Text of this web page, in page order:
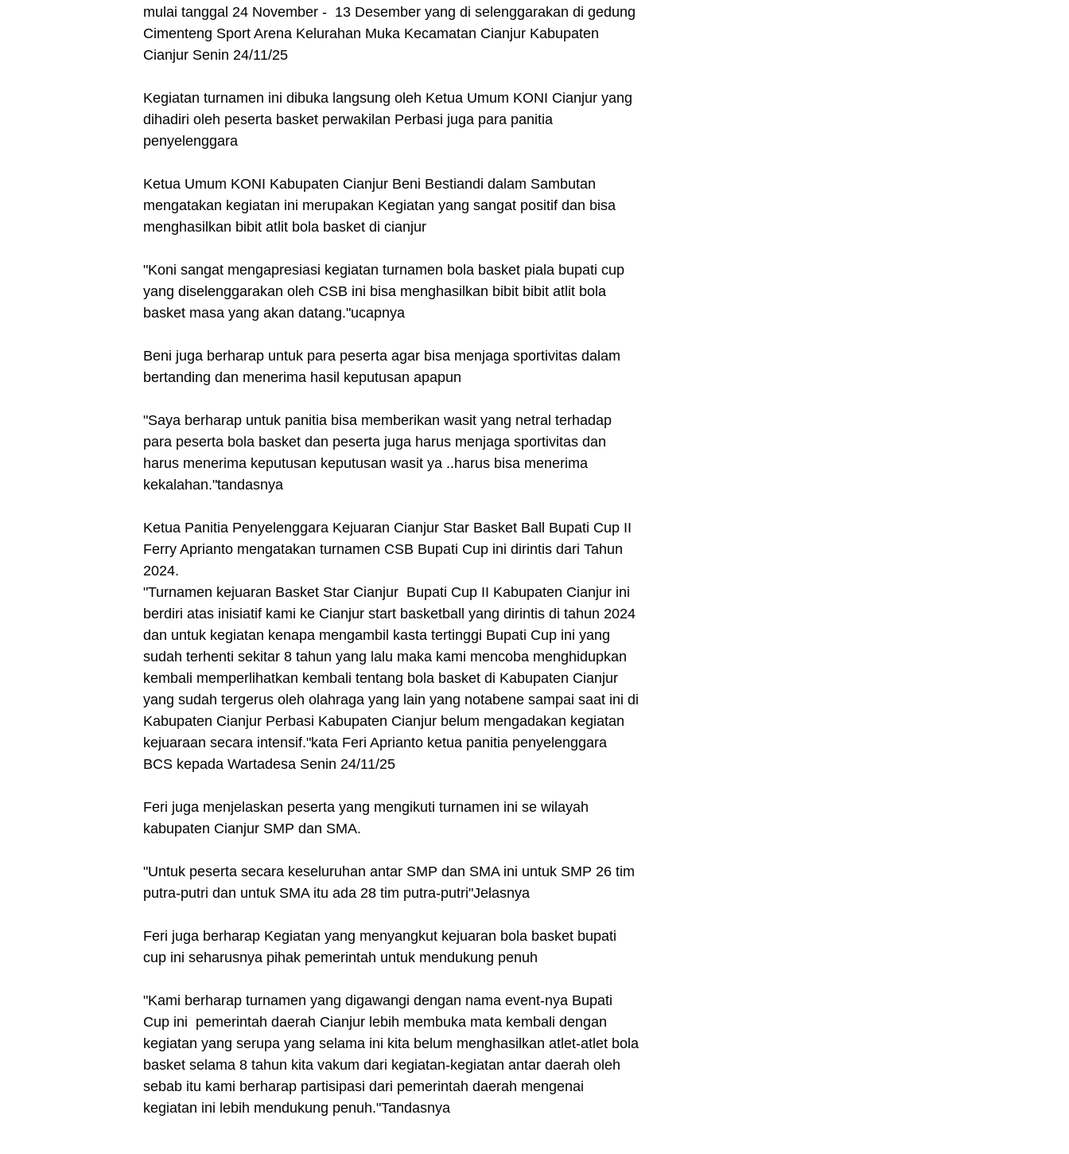
mulai tanggal 24 November - 13 Desember yang di selenggarakan di gedung
Cimenteng Sport Arena Kelurahan Muka Kecamatan Cianjur Kabupaten
Cianjur Senin 24/11/25
Kegiatan turnamen ini dibuka langsung oleh Ketua Umum KONI Cianjur yang
dihadiri oleh peserta basket perwakilan Perbasi juga para panitia
penyelenggara
Ketua Umum KONI Kabupaten Cianjur Beni Bestiandi dalam Sambutan
mengatakan kegiatan ini merupakan Kegiatan yang sangat positif dan bisa
menghasilkan bibit atlit bola basket di cianjur
"Koni sangat mengapresiasi kegiatan turnamen bola basket piala bupati cup
yang diselenggarakan oleh CSB ini bisa menghasilkan bibit bibit atlit bola
basket masa yang akan datang."ucapnya
Beni juga berharap untuk para peserta agar bisa menjaga sportivitas dalam
bertanding dan menerima hasil keputusan apapun
"Saya berharap untuk panitia bisa memberikan wasit yang netral terhadap
para peserta bola basket dan peserta juga harus menjaga sportivitas dan
harus menerima keputusan keputusan wasit ya ..harus bisa menerima
kekalahan."tandasnya
Ketua Panitia Penyelenggara Kejuaran Cianjur Star Basket Ball Bupati Cup II
Ferry Aprianto mengatakan turnamen CSB Bupati Cup ini dirintis dari Tahun
2024.
"Turnamen kejuaran Basket Star Cianjur Bupati Cup II Kabupaten Cianjur ini
berdiri atas inisiatif kami ke Cianjur start basketball yang dirintis di tahun 2024
dan untuk kegiatan kenapa mengambil kasta tertinggi Bupati Cup ini yang
sudah terhenti sekitar 8 tahun yang lalu maka kami mencoba menghidupkan
kembali memperlihatkan kembali tentang bola basket di Kabupaten Cianjur
yang sudah tergerus oleh olahraga yang lain yang notabene sampai saat ini di
Kabupaten Cianjur Perbasi Kabupaten Cianjur belum mengadakan kegiatan
kejuaraan secara intensif."kata Feri Aprianto ketua panitia penyelenggara
BCS kepada Wartadesa Senin 24/11/25
Feri juga menjelaskan peserta yang mengikuti turnamen ini se wilayah
kabupaten Cianjur SMP dan SMA.
"Untuk peserta secara keseluruhan antar SMP dan SMA ini untuk SMP 26 tim
putra-putri dan untuk SMA itu ada 28 tim putra-putri"Jelasnya
Feri juga berharap Kegiatan yang menyangkut kejuaran bola basket bupati
cup ini seharusnya pihak pemerintah untuk mendukung penuh
"Kami berharap turnamen yang digawangi dengan nama event-nya Bupati
Cup ini pemerintah daerah Cianjur lebih membuka mata kembali dengan
kegiatan yang serupa yang selama ini kita belum menghasilkan atlet-atlet bola
basket selama 8 tahun kita vakum dari kegiatan-kegiatan antar daerah oleh
sebab itu kami berharap partisipasi dari pemerintah daerah mengenai
kegiatan ini lebih mendukung penuh."Tandasnya